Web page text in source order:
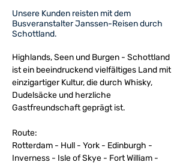
Unsere Kunden reisten mit dem
Busveranstalter Janssen-Reisen durch
Schottland.
Highlands, Seen und Burgen - Schottland
ist ein beeindruckend vielfältiges Land mit
einzigartiger Kultur, die durch Whisky,
Dudelsäcke und herzliche
Gastfreundschaft geprägt ist.
Route:
Rotterdam - Hull - York - Edinburgh -
Inverness - Isle of Skye - Fort William -